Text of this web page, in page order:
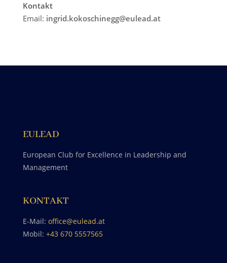
Kontakt
Email: ingrid.kokoschinegg@eulead.at
EULEAD
European Club for Excellence in Leadership and
Management
KONTAKT
E-Mail: office@eulead.at
Mobil: +43 670 5557565